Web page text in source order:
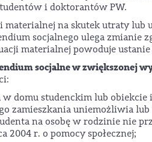
i doktorantów PW.
na skutek utraty lub
socjalnego ulega zmianie
materialnej powoduje
socjalne w zwiększonej
w domu studenckim lub
zamieszkania uniemożliwia
na osobę w rodzinie nie
2004 r. o pomocy społecznej;